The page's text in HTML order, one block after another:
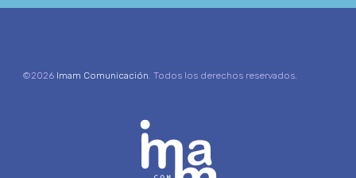
©2026 Imam Comunicación . Todos los derechos reservados.